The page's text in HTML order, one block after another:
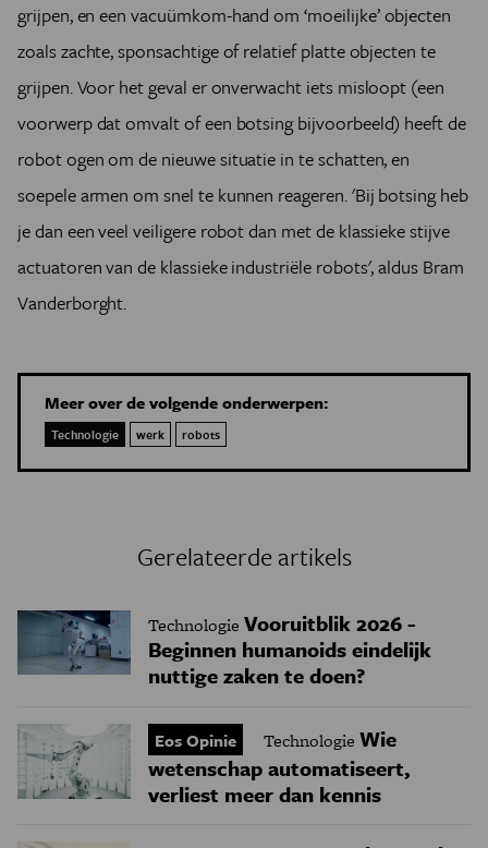
grijpen, en een vacuümkom-hand om ‘moeilijke’ objecten
zoals zachte, sponsachtige of relatief platte objecten te
grijpen. Voor het geval er onverwacht iets misloopt (een
voorwerp dat omvalt of een botsing bijvoorbeeld) heeft de
robot ogen om de nieuwe situatie in te schatten, en
soepele armen om snel te kunnen reageren. 'Bij botsing heb
je dan een veel veiligere robot dan met de klassieke stijve
actuatoren van de klassieke industriële robots', aldus Bram
Vanderborght.
Meer over de volgende onderwerpen:
Technologie werk robots
Gerelateerde artikels
Technologie Vooruitblik 2026 -
Beginnen humanoids eindelijk
nuttige zaken te doen?
Eos Opinie Technologie Wie
wetenschap automatiseert,
verliest meer dan kennis